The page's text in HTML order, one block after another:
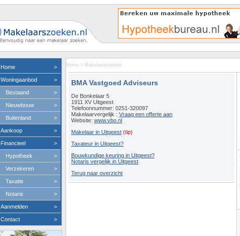
Home >
Woningaanbod >
Bestaand >
Nieuwbouw >
Buitenland >
Aankoop >
Financieel >
Hypotheek >
Verzekeren >
Taxatie >
Notaris >
Aanmelden >
Contact >
Home > Makelaarszoeken
BMA Vastgoed Adviseurs
De Bonkelaar 5
1911 XV Uitgeest
Telefoonnummer: 0251-320097
Makelaarvergelijk : Vraag een offerte aan
Website: www.vbo.nl
Makelaar in Uitgeest (tip)
Taxateur in Uitgeest?
Bouwkundige keuring in Uitgeest?
Notaris vergelijk in Uitgeest
Terug naar overzicht